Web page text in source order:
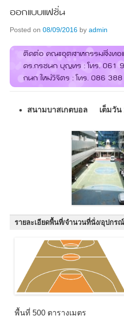
ออกแบบแฟชั่น
Posted on 08/09/2016 by admin
ติดต่อ คณะอุตสาหกรรมสิ่งทอ
ดร.กรชนก บุญทร : โทร. 061
กนก ใหม่วิจิตร : โทร. 086
สนามบาสเกตบอล เต็มวัน
รายละเอียดพื้นที่/จำนวนที่นั่ง/อุปกรณ์
พื้นที่ 500 ตารางเมตร